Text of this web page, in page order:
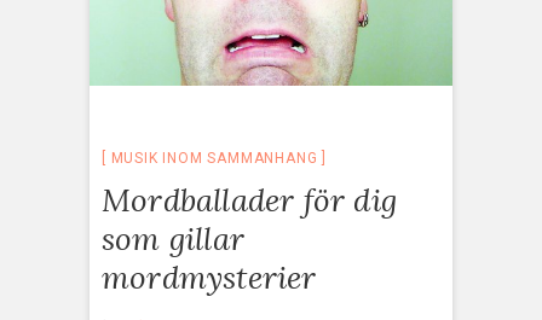
MUSIK INOM SAMMANHANG
Mordballader för dig
som gillar
mordmysterier